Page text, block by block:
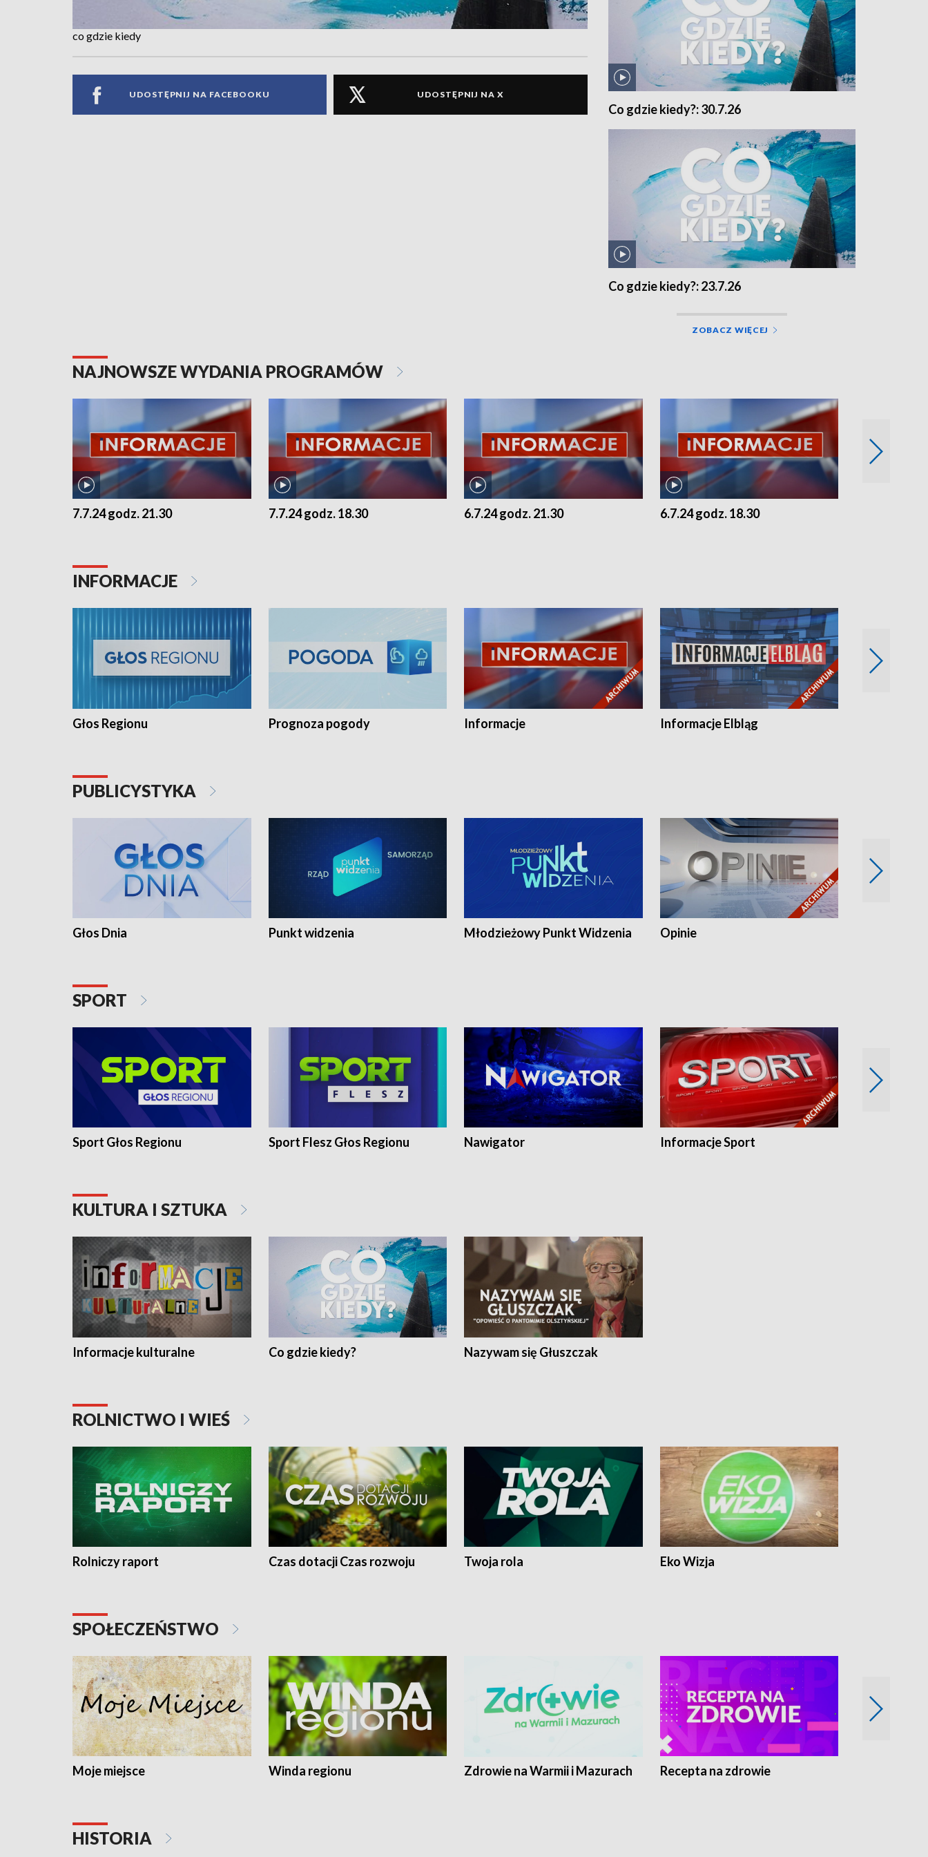
co gdzie kiedy
UDOSTĘPNIJ NA FACEBOOKU UDOSTĘPNIJ NA X
Co gdzie kiedy?: 30.7.26
Co gdzie kiedy?: 23.7.26
ZOBACZ WIĘCEJ
NAJNOWSZE WYDANIA PROGRAMÓW
7.7.24 godz. 21.30 7.7.24 godz. 18.30 6.7.24 godz. 21.30 6.7.24 godz. 18.30
INFORMACJE
Głos Regionu Prognoza pogody Informacje Informacje Elbląg
PUBLICYSTYKA
Głos Dnia Punkt widzenia Młodzieżowy Punkt Widzenia Opinie
SPORT
Sport Głos Regionu Sport Flesz Głos Regionu Nawigator Informacje Sport
KULTURA I SZTUKA
Informacje kulturalne Co gdzie kiedy? Nazywam się Głuszczak
ROLNICTWO I WIEŚ
Rolniczy raport Czas dotacji Czas rozwoju Twoja rola Eko Wizja
SPOŁECZEŃSTWO
Moje miejsce Winda regionu Zdrowie na Warmii i Mazurach Recepta na zdrowie
HISTORIA